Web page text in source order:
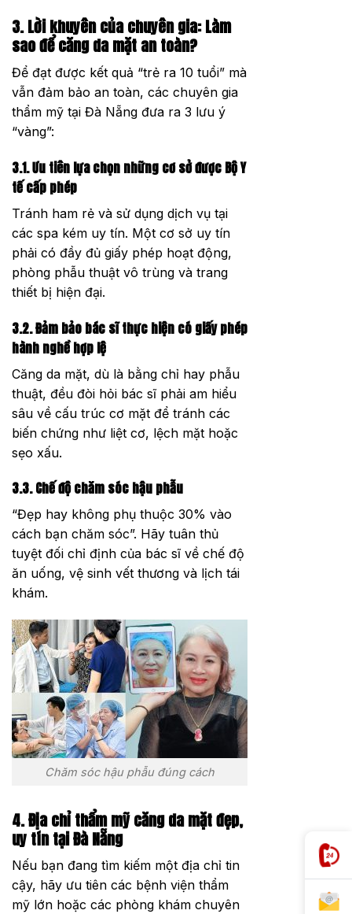
3. Lời khuyên của chuyên gia: Làm
sao để căng da mặt an toàn?
Để đạt được kết quả “trẻ ra 10 tuổi” mà
vẫn đảm bảo an toàn, các chuyên gia
thẩm mỹ tại Đà Nẵng đưa ra 3 lưu ý
“vàng”:
3.1. Ưu tiên lựa chọn những cơ sở được Bộ Y
tế cấp phép
Tránh ham rẻ và sử dụng dịch vụ tại
các spa kém uy tín. Một cơ sở uy tín
phải có đầy đủ giấy phép hoạt động,
phòng phẫu thuật vô trùng và trang
thiết bị hiện đại.
3.2. Đảm bảo bác sĩ thực hiện có giấy phép
hành nghề hợp lệ
Căng da mặt, dù là bằng chỉ hay phẫu
thuật, đều đòi hỏi bác sĩ phải am hiểu
sâu về cấu trúc cơ mặt để tránh các
biến chứng như liệt cơ, lệch mặt hoặc
sẹo xấu.
3.3. Chế độ chăm sóc hậu phẫu
“Đẹp hay không phụ thuộc 30% vào
cách bạn chăm sóc”. Hãy tuân thủ
tuyệt đối chỉ định của bác sĩ về chế độ
ăn uống, vệ sinh vết thương và lịch tái
khám.
Chăm sóc hậu phẫu đúng cách
4. Địa chỉ thẩm mỹ căng da mặt đẹp,
uy tín tại Đà Nẵng
Nếu bạn đang tìm kiếm một địa chỉ tin
cậy, hãy ưu tiên các bệnh viện thẩm
mỹ lớn hoặc các phòng khám chuyên